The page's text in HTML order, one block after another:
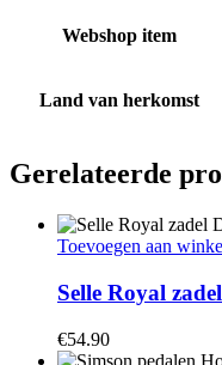
Webshop item
Land van herkomst
Gerelateerde
Toevoegen aan
Selle Royal
€54.90